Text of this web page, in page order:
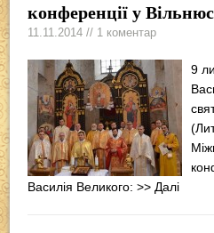
конференції у
11.11.2014 // 1 коментар
9
Василія Великого:>> Далі